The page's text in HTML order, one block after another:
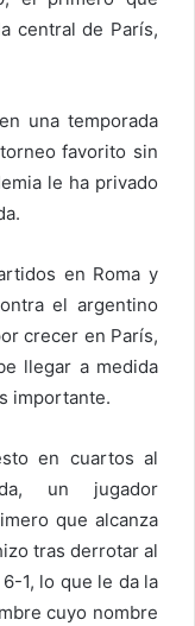
central de París,
una temporada
favorito sin
le ha privado
en Roma y
el argentino
crecer en París,
llegar a medida
importante.
en cuartos al
un jugador
que alcanza
tras derrotar al
1, lo que le da la
cuyo nombre